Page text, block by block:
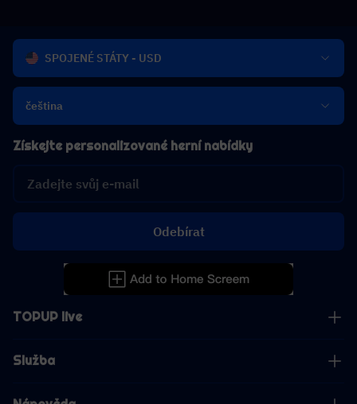
SPOJENÉ STÁTY - USD
čeština
TOPUP live
Služba
Získejte personalizované herní nabídky
Odebírat